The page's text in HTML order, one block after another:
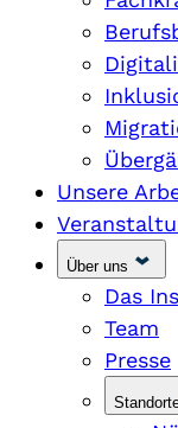
Unsere
Über uns
Das
Team
Presse